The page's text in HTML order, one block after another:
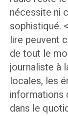
nécessite ni
sophistiqué.
lire peuvent
de tout le
journaliste à
locales, les
informations
dans le